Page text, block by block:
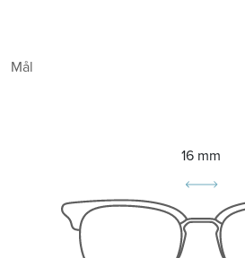
Mål
16 mm